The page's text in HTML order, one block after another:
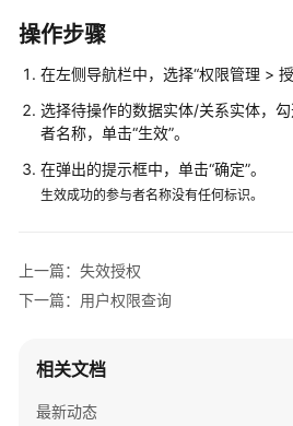
快
速
入
控
制
台
指
南
据
模
操作步骤
在左侧导航栏中，选择“权限管理 >
选择待操作的数据实体/关系实体，
者名称，单击“生效”。
在弹出的提示框中，单击“确定”。
生效成功的参与者名称没有任何标识。
上一篇：失效授权
下一篇：用户权限查询
相关文档
最新动态